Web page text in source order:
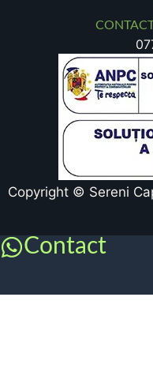
Copyright © Sereni
Contact